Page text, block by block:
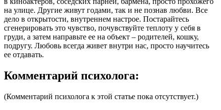
на улице. Другие живут годами, так и не познав любви. Все
дело в открытости, внутреннем настрое. Постарайтесь
сгенерировать это чувство, почувствуйте теплоту у себя в
груди, а затем направьте ее на объект – родителей, кошку,
подругу. Любовь всегда живет внутри нас, просто научитесь
ее отдавать.
Комментарий психолога:
(Комментарий психолога к этой статье пока отсутствует.)